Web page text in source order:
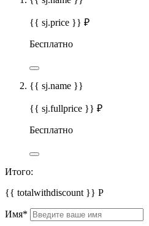
{{ sj.price }} ₽
Бесплатно
{{ sj.name }}
{{ sj.fullprice }} ₽
Бесплатно
Итого:
{{ totalwithdiscount }} Р
Имя*